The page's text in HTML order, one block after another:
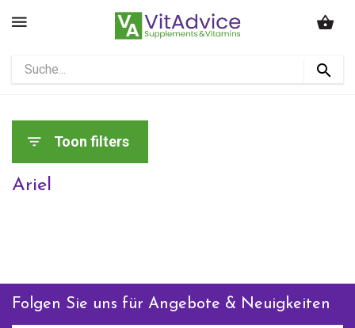
Toon filters
Ariel
Folgen Sie uns für Angebote & Neuigkeiten